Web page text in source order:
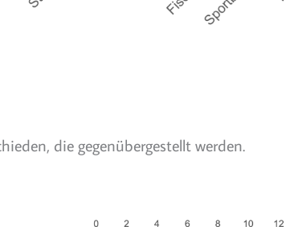
die gegenübergestellt werden.